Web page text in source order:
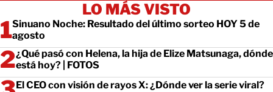
LO MÁS VISTO
Sinuano Noche: Resultado del último sorteo HOY 5 de
agosto
¿Qué pasó con Helena, la hija de Elize Matsunaga, dónde
está hoy? | FOTOS
El CEO con visión de rayos X: ¿Dónde ver la serie viral?